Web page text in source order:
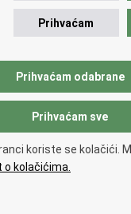
uprava splitsko-
.
Prihvaćam
Prihvaćam odabrane
Prihvaćam sve
koriste se kolačići.
o kolačićima.